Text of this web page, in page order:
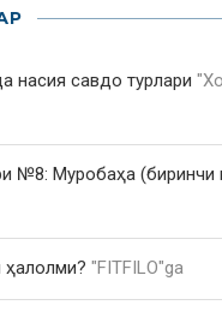
насия савдо турлари "
№8: Муробаҳа (биринчи
"FITFILO"ga